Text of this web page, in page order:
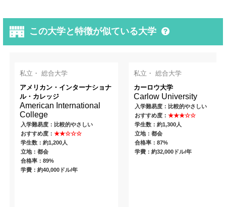
この大学と特徴が似ている大学
私立・ 総合大学
アメリカン・インターナショナ
ル・カレッジ
American International
College
入学難易度：比較的やさしい
おすすめ度：★★☆☆☆
学生数：約1,200人
立地：都会
合格率：89%
学費：約40,000ドル/年
私立・ 総合大学
カーロウ大学
Carlow University
入学難易度：比較的やさしい
おすすめ度： ★★★☆☆
学生数：約1,300人
立地：都会
合格率：87%
学費：約32,000ドル/年